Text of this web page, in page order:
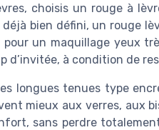
choisis un rouge à
bien défini, un rouge
un maquillage yeux
d’invitée, à condition de
longues tenues type
mieux aux verres, aux
sans perdre